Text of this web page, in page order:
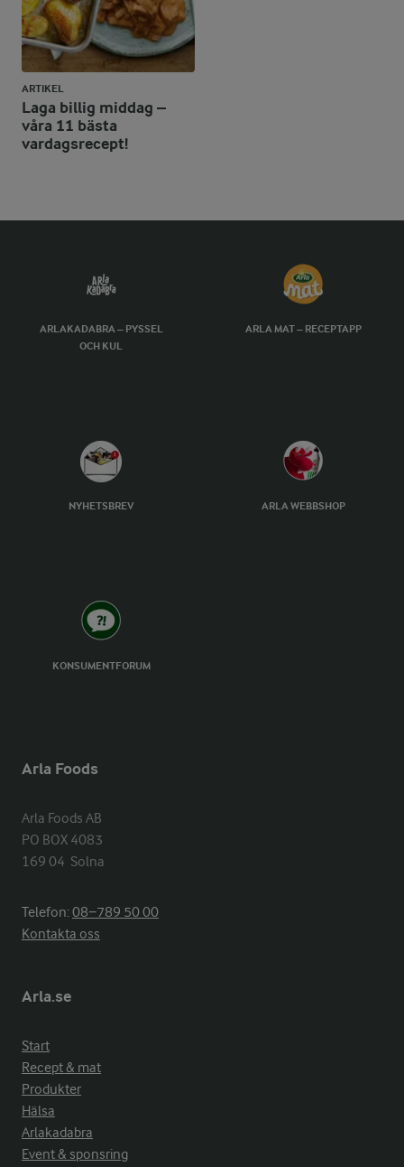
ARTIKEL
Laga billig middag –
våra 11 bästa
vardagsrecept!
ARLAKADABRA – PYSSEL
OCH KUL
ARLA MAT – RECEPTAPP
NYHETSBREV ARLA WEBBSHOP
KONSUMENTFORUM
Arla Foods
Arla Foods AB
PO BOX 4083
169 04  Solna
Telefon:08−789 50 00
Kontakta oss
Arla.se
Start
Recept & mat
Produkter
Hälsa
Arlakadabra
Event & sponsring